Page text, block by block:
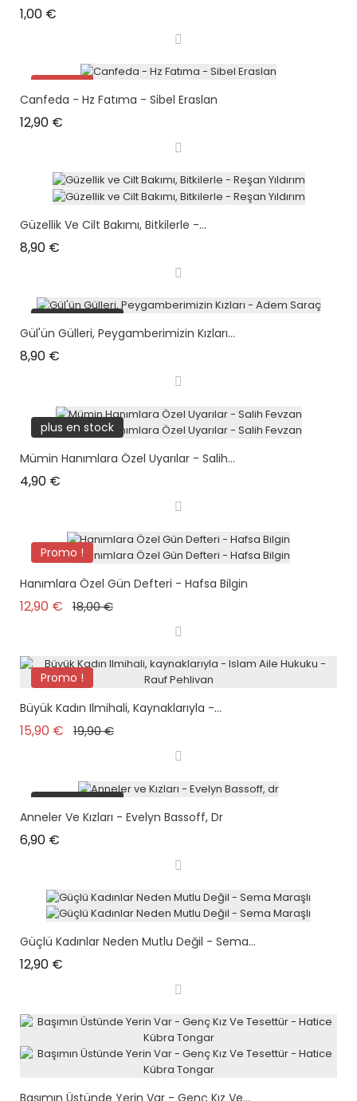
1,00 €
Promo !
Canfeda - Hz Fatıma - Sibel Eraslan
12,90 €
Güzellik Ve Cilt Bakımı, Bitkilerle -...
8,90 €
plus en stock
Gül'ün Gülleri, Peygamberimizin Kızları...
8,90 €
plus en stock
Mümin Hanımlara Özel Uyarılar - Salih...
4,90 €
Promo !
Hanımlara Özel Gün Defteri - Hafsa Bilgin
12,90 € Prix de base
18,00 €Prix
Promo !
Büyük Kadın Ilmihali, Kaynaklarıyla -...
15,90 € Prix de base
19,90 €Prix
plus en stock
Anneler Ve Kızları - Evelyn Bassoff, Dr
6,90 €
Güçlü Kadınlar Neden Mutlu Değil - Sema...
12,90 €